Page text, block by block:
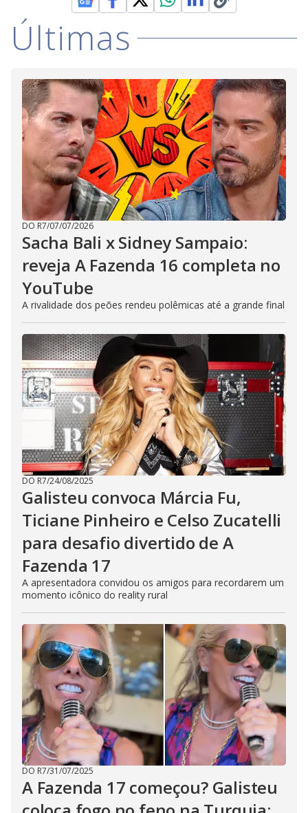
Últimas
DO R7/07/07/2026
Sacha Bali x Sidney Sampaio:
reveja A Fazenda 16 completa no
YouTube
A rivalidade dos peões rendeu polêmicas até a grande final
DO R7/24/08/2025
Galisteu convoca Márcia Fu,
Ticiane Pinheiro e Celso Zucatelli
para desafio divertido de A
Fazenda 17
A apresentadora convidou os amigos para recordarem um
momento icônico do reality rural
DO R7/31/07/2025
A Fazenda 17 começou? Galisteu